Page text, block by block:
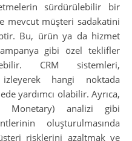
sürdürülebilir bir
mevcut müşteri sadakatini
Bu, ürün ya da hizmet
gibi özel teklifler
CRM sistemleri,
izleyerek hangi noktada
yardımcı olabilir. Ayrıca,
Monetary) analizi gibi
oluşturulmasında
risklerini azaltmak ve